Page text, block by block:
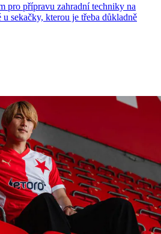
pro přípravu zahradní techniky na
sekačky, kterou je třeba důkladně